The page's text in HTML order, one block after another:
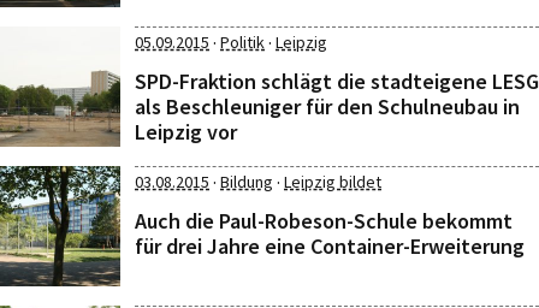
05.09.2015 · Politik· Leipzig
SPD-Fraktion schlägt die stadteigene LESG
als Beschleuniger für den Schulneubau in
Leipzig vor
03.08.2015 · Bildung · Leipzig bildet
Auch die Paul-Robeson-Schule bekommt
für drei Jahre eine Container-Erweiterung